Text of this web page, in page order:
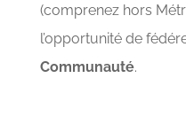
(comprenez hors
l’opportunité de
Communauté.